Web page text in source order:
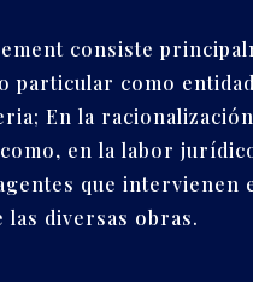
consiste
particular como
En la
en la labor
que intervienen
las diversas obras.